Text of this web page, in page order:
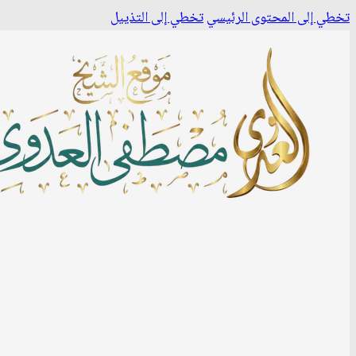
تخطي إلى المحتوى الرئيسيتخطي إلى التذييل